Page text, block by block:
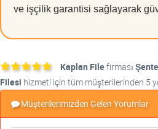
ve işçilik garantisi sağlayarak
Kaplan Filefirması
Filesi hizmeti için tüm müşterilerinden 5
Müşterilerimizden Gelen Yorumlar